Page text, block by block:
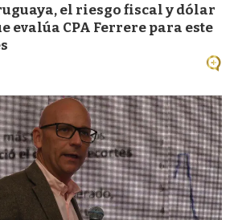
el riesgo fiscal y dólar
evalúa CPA Ferrere para este